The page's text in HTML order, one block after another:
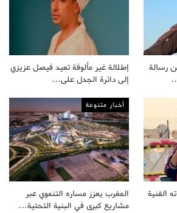
رسالة
إطلالة غير مألوفة تعيد فيصل عزيزي
إلى دائرة الجدل على…
الفنية
أخبار متنوعة
المغرب يعزز مساره التنموي عبر
مشاريع كبرى في البنية التحتية…